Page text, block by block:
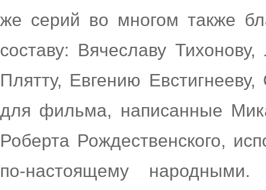
же серий во многом также
составу: Вячеславу
Плятту, Евгению
для фильма, написанные
Роберта Рождественского,
по-настоящему